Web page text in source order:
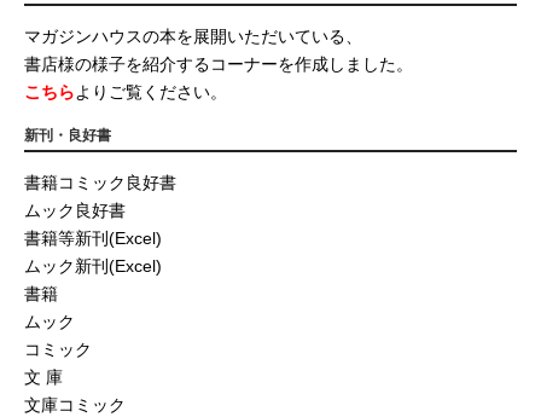
マガジンハウスの本を展開いただいている、
書店様の様子を紹介するコーナーを作成しました。
こちらよりご覧ください。
新刊・良好書
書籍コミック良好書
ムック良好書
書籍等新刊(Excel)
ムック新刊(Excel)
書籍
ムック
コミック
文 庫
文庫コミック